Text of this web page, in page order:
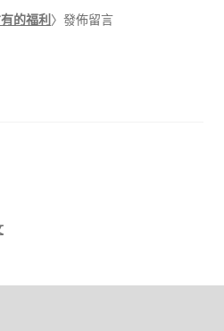
的福利 〉發佈留言